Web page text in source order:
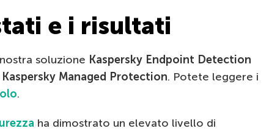
e i risultati
soluzione Kaspersky Endpoint Detection
Kaspersky Managed Protection. Potete leggere i
.
ha dimostrato un elevato livello di